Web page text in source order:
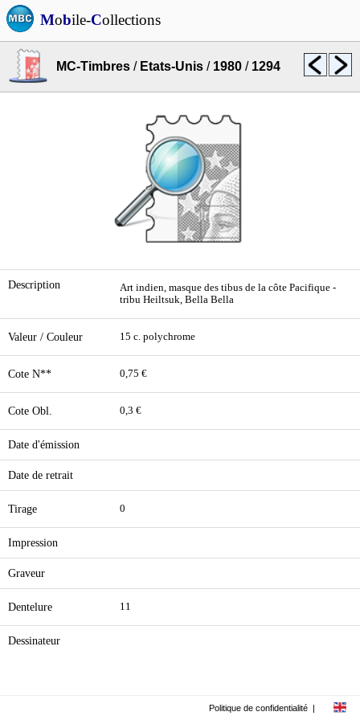
Mobile-Collections
MC-Timbres / Etats-Unis / 1980 / 1294
Description
Art indien, masque des tibus de la côte Pacifique -
tribu Heiltsuk, Bella Bella
Valeur / Couleur 15 c. polychrome
Cote N** 0,75 €
Cote Obl. 0,3 €
Date d'émission
Date de retrait
Tirage 0
Impression
Graveur
Dentelure 11
Dessinateur
Politique de confidentialité |